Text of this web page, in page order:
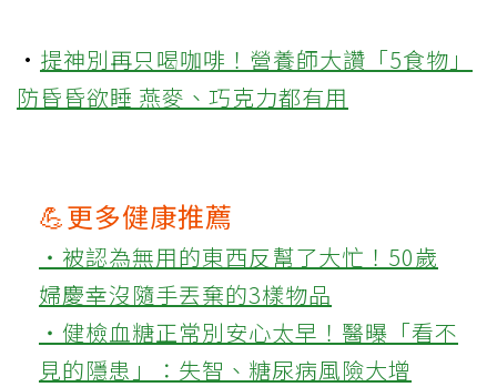
· 提神別再只喝咖啡！營養師大讚「5食物」
防昏昏欲睡 燕麥、巧克力都有用
💪更多健康推薦
‧被認為無用的東西反幫了大忙！50歲
婦慶幸沒隨手丟棄的3樣物品
‧健檢血糖正常別安心太早！醫曝「看不
見的隱患」：失智、糖尿病風險大增